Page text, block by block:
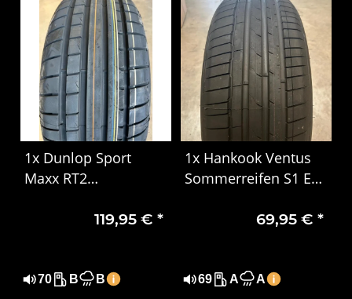
1x Dunlop Sport
Maxx RT2
225/55 R17 97Y MO
119,95 € *
70 B B
1x Hankook Ventus
Sommerreifen S1 Evo
R19 101T 132569,95 €*
69 A A